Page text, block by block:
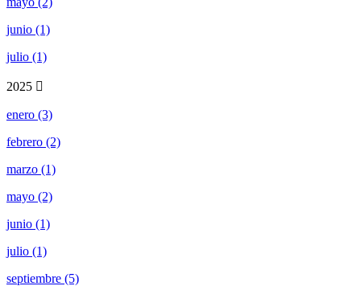
junio (1)
julio (1)
2025
enero (3)
febrero (2)
marzo (1)
mayo (2)
junio (1)
julio (1)
septiembre (5)